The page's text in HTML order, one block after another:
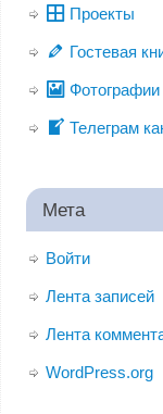
Проекты
Гостевая
Фотографии
Телеграм
Мета
Войти
Лента записей
Лента
WordPress.org